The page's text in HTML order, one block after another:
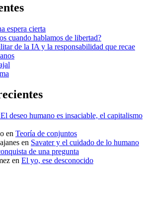
espera cierta
cuando hablamos de libertad?
de la IA y la responsabilidad que recae
deseo humano es insaciable, el capitalismo
en Teoría de conjuntos
en Savater y el cuidado de lo humano
de una pregunta
en El yo, ese desconocido